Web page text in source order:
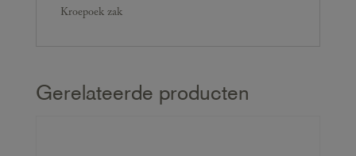
Kroepoek zak
Gerelateerde producten